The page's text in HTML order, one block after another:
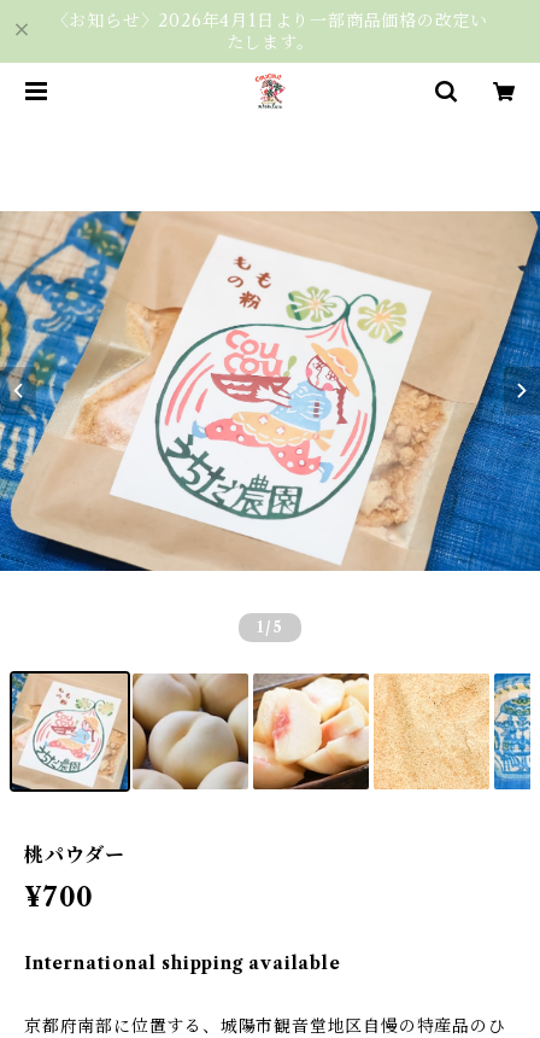
〈お知らせ〉2026年4月1日より一部商品価格の改定い
たします。
1 /5
桃パウダー
¥700
International shipping available
京都府南部に位置する、城陽市観音堂地区自慢の特産品のひ